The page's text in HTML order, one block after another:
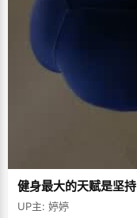
健身最大的天赋是坚持
UP主: 婷婷